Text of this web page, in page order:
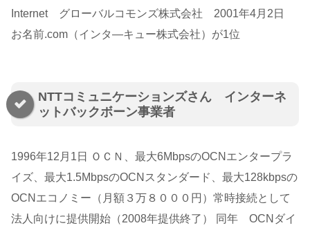
Internet グローバルコモンズ株式会社 2001年4月2日
お名前.com（インタ―キュー株式会社）が1位
NTTコミュニケーションズさん インターネ
ットバックボーン事業者
1996年12月1日 ＯＣＮ、最大6MbpsのOCNエンタープラ
イズ、最大1.5MbpsのOCNスタンダード、最大128kbpsの
OCNエコノミー（月額３万８０００円）常時接続として
法人向けに提供開始（2008年提供終了） 同年 OCNダイ